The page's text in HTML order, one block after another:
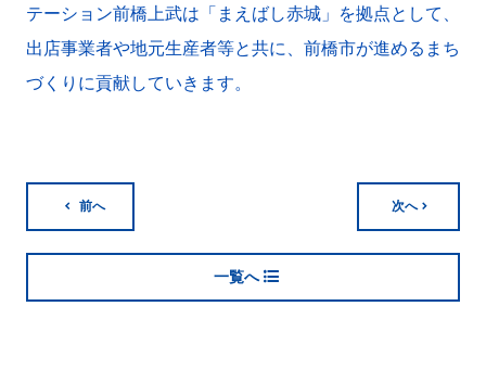
テーション前橋上武は「まえばし赤城」を拠点として、
出店事業者や地元生産者等と共に、前橋市が進めるまち
づくりに貢献していきます。
前へ 次へ
一覧へ